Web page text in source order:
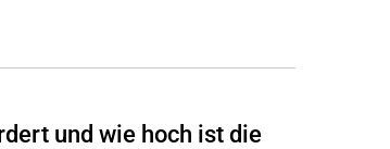
und wie hoch ist die